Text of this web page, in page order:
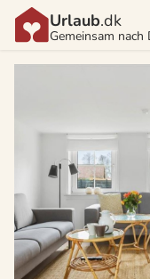
Urlaub.dk
Gemeinsam nach